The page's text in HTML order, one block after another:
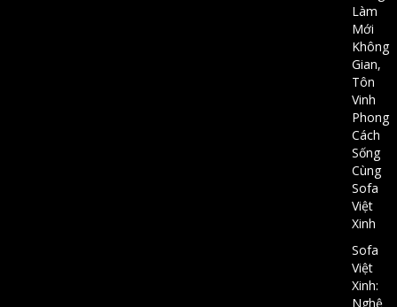
Làm
Mới
Không
Gian,
Tôn
Vinh
Phong
Cách
Sống
Cùng
Sofa
Việt
Xinh
Sofa
Việt
Xinh:
Nghệ